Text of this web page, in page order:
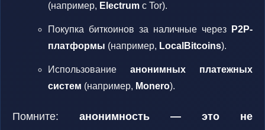
(например, Electrum с Tor).
Покупка биткоинов за наличные через
P2P-
платформы (например, LocalBitcoins).
Использование анонимных платежных
систем (например, Monero).
Помните: анонимность — это не